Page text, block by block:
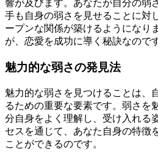
響が及びます。あなたが自分の弱
手も自身の弱さを見せることに対
ープンな関係が築けるようになり
が、恋愛を成功に導く秘訣なのです
魅力的な弱さの発見法
魅力的な弱さを見つけることは、
るための重要な要素です。弱さを
分自身をよく理解し、受け入れる
セスを通じて、あなた自身の特徴
ことができるのです。